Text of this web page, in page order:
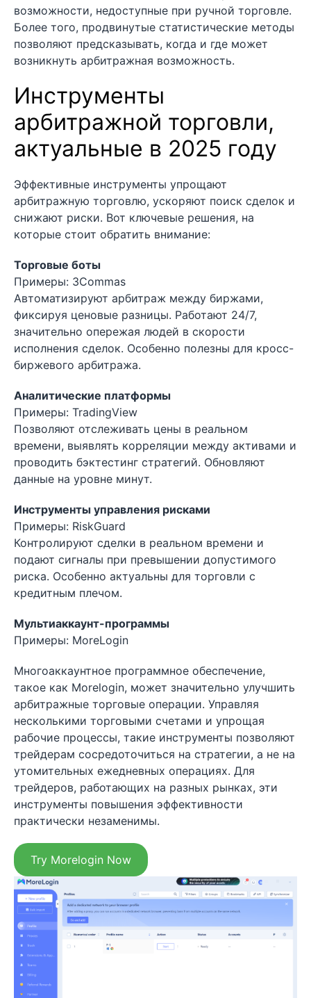
возможности, недоступные при ручной торговле.
Более того, продвинутые статистические методы
позволяют предсказывать, когда и где может
возникнуть арбитражная возможность.
Инструменты
арбитражной торговли,
актуальные в 2025 году
Эффективные инструменты упрощают
арбитражную торговлю, ускоряют поиск сделок и
снижают риски. Вот ключевые решения, на
которые стоит обратить внимание:
Торговые боты
Примеры: 3Commas
Автоматизируют арбитраж между биржами,
фиксируя ценовые разницы. Работают 24/7,
значительно опережая людей в скорости
исполнения сделок. Особенно полезны для кросс-
биржевого арбитража.
Аналитические платформы
Примеры: TradingView
Позволяют отслеживать цены в реальном
времени, выявлять корреляции между активами и
проводить бэктестинг стратегий. Обновляют
данные на уровне минут.
Инструменты управления рисками
Примеры: RiskGuard
Контролируют сделки в реальном времени и
подают сигналы при превышении допустимого
риска. Особенно актуальны для торговли с
кредитным плечом.
Мультиаккаунт-программы
Примеры: MoreLogin
Многоаккаунтное программное обеспечение,
такое как Morelogin, может значительно улучшить
арбитражные торговые операции. Управляя
несколькими торговыми счетами и упрощая
рабочие процессы, такие инструменты позволяют
трейдерам сосредоточиться на стратегии, а не на
утомительных ежедневных операциях. Для
трейдеров, работающих на разных рынках, эти
инструменты повышения эффективности
практически незаменимы.
Try Morelogin Now